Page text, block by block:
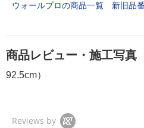
ウォールプロの商品一覧
新旧品
商品レビュー・施工写真
92.5cm）
Reviews by